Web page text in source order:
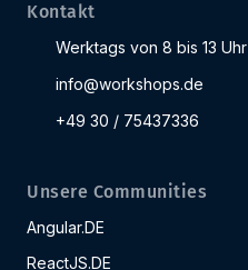
Kontakt
Werktags von 8 bis 13 Uhr
info@workshops.de
+49 30 / 75437336
Unsere Communities
Angular.DE
ReactJS.DE